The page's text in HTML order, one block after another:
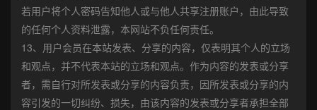
若用户将个人密码告知他人或与他人共享注册账户，由此导致
的任何个人资料泄露，本网站不负任何责任。
13、用户会员在本站发表、分享的内容，仅表明其个人的立场
和观点，并不代表本站的立场和观点。作为内容的发表或分享
者，需自行对所发表或分享的内容负责，因所发表或分享的内
容引发的一切纠纷、损失，由该内容的发表或分享者承担全部